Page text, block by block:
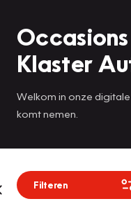
Klaster
Welkom in onze
komt nemen.
Filteren